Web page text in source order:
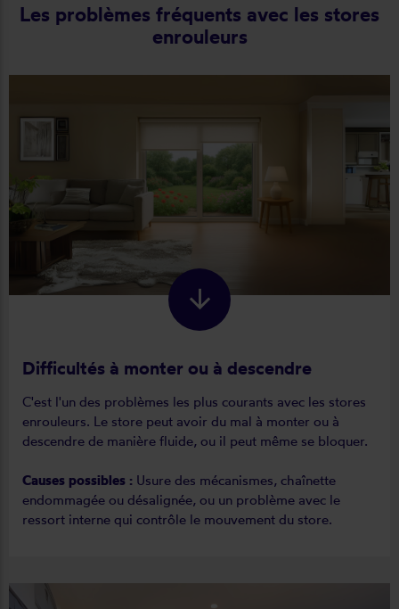
Les problèmes fréquents avec les stores
enrouleurs
Difficultés à monter ou à descendre
C'est l'un des problèmes les plus courants avec les stores
enrouleurs. Le store peut avoir du mal à monter ou à
descendre de manière fluide, ou il peut même se bloquer.
Causes possibles : Usure des mécanismes, chaînette
endommagée ou désalignée, ou un problème avec le
ressort interne qui contrôle le mouvement du store.